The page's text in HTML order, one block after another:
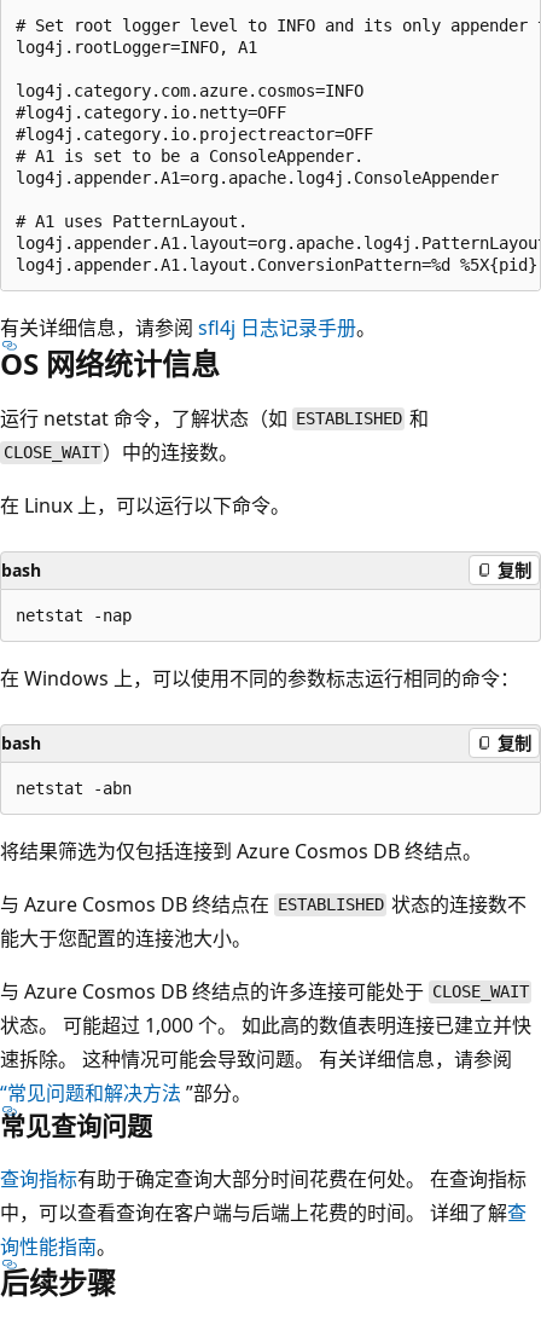
# Set root logger level to INFO and its only appender
log4j.rootLogger=INFO, A1
log4j.category.com.azure.cosmos=INFO
#log4j.category.io.netty=OFF
#log4j.category.io.projectreactor=OFF
# A1 is set to be a ConsoleAppender.
log4j.appender.A1=org.apache.log4j.ConsoleAppender
# A1 uses PatternLayout.
有关详细信息，请参阅 sfl4j 日志记录手册。
OS 网络统计信息
运行 netstat 命令，了解状态（如 ESTABLISHED 和
CLOSE_WAIT ）中的连接数。
在 Linux 上，可以运行以下命令。
bash 复制
在 Windows 上，可以使用不同的参数标志运行相同的命令：
bash 复制
将结果筛选为仅包括连接到 Azure Cosmos DB 终结点。
与 Azure Cosmos DB 终结点在 ESTABLISHED 状态的连接数不
能大于您配置的连接池大小。
与 Azure Cosmos DB 终结点的许多连接可能处于 CLOSE_WAIT
状态。 可能超过 1,000 个。 如此高的数值表明连接已建立并快
速拆除。 这种情况可能会导致问题。 有关详细信息，请参阅
“常见问题和解决方法 ”部分。
常见查询问题
查询指标有助于确定查询大部分时间花费在何处。 在查询指标
中，可以查看查询在客户端与后端上花费的时间。 详细了解查
询性能指南。
后续步骤